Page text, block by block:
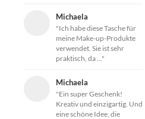
Michaela
"Ich habe diese Tasche für
meine Make-up-Produkte
verwendet. Sie ist sehr
praktisch, da ..."
Michaela
"Ein super Geschenk!
Kreativ und einzigartig. Und
eine schöne Idee, die